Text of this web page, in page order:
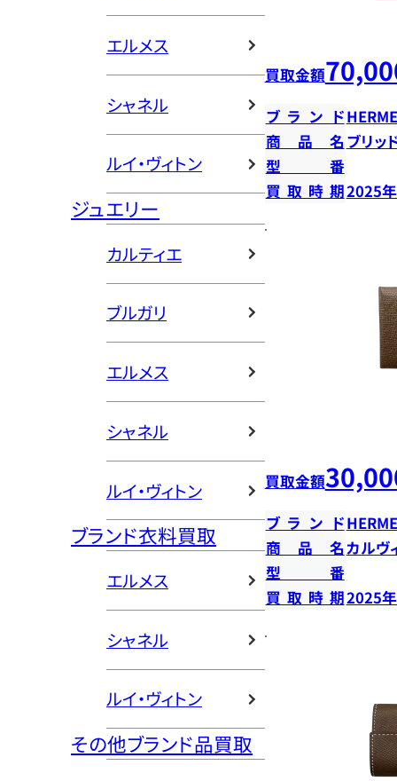
エルメス
シャネル
ルイ・ヴィトン
ジュエリー
カルティエ
ブルガリ
エルメス
シャネル
ルイ・ヴィトン
ブランド衣料買取
エルメス
シャネル
ルイ・ヴィトン
その他ブランド品買取
買取金額
ブランド
商品名 ブリッ
型番
買取時期2025
買取金額
ブランド
商品名カルヴ
型番
買取時期2025